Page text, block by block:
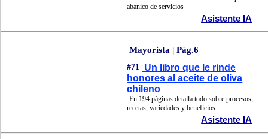
abanico de servicios
Asistente IA
Mayorista | Pág.6
#71 Un libro que le rinde
honores al aceite de oliva
chileno
En 194 páginas detalla todo sobre procesos,
recetas, variedades y beneficios
Asistente IA